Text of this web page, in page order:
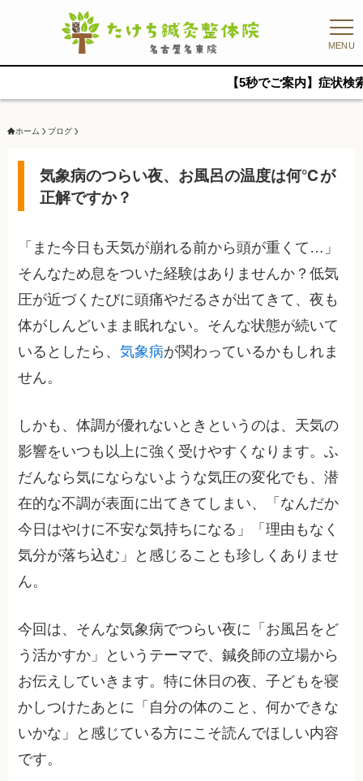
MENU
【5秒でご案内】症状検索ページもご
ホーム ブログ
気象病のつらい夜、お風呂の温度は何℃が
正解ですか？
「また今日も天気が崩れる前から頭が重くて…」
そんなため息をついた経験はありませんか？低気
圧が近づくたびに頭痛やだるさが出てきて、夜も
体がしんどいまま眠れない。そんな状態が続いて
いるとしたら、気象病が関わっているかもしれま
せん。
しかも、体調が優れないときというのは、天気の
影響をいつも以上に強く受けやすくなります。ふ
だんなら気にならないような気圧の変化でも、潜
在的な不調が表面に出てきてしまい、「なんだか
今日はやけに不安な気持ちになる」「理由もなく
気分が落ち込む」と感じることも珍しくありませ
ん。
今回は、そんな気象病でつらい夜に「お風呂をど
う活かすか」というテーマで、鍼灸師の立場から
お伝えしていきます。特に休日の夜、子どもを寝
かしつけたあとに「自分の体のこと、何かできな
いかな」と感じている方にこそ読んでほしい内容
です。